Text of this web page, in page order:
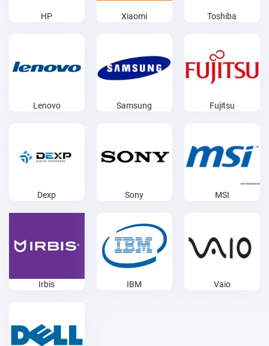
HP Xiaomi Toshiba
Lenovo Samsung Fujitsu
Dexp Sony MSI
Irbis IBM Vaio